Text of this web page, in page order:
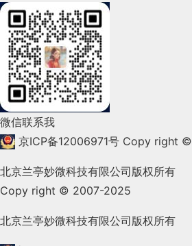
2022年3月(119)
2022年2月(53)
2022年1月(99)
2021年12月(105)
2021年9月(153)
2021年8月(147)
微信联系我
京ICP备12006971号 Copy right
北京兰亭妙微科技有限公司版权所有
Copy right © 2007-2025
北京兰亭妙微科技有限公司版权所有